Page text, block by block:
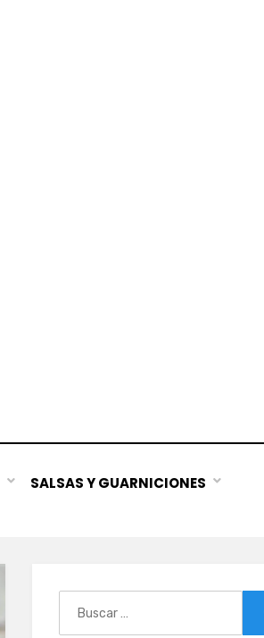
SALSAS Y GUARNICIONES